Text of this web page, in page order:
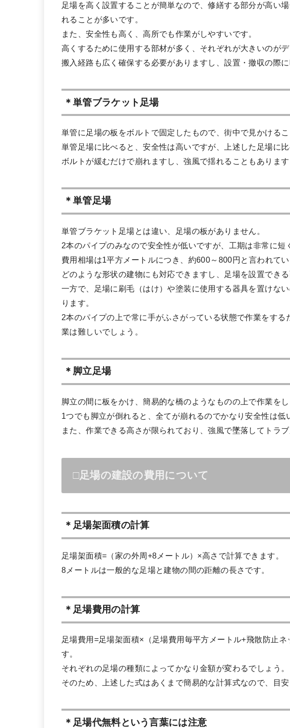
足場を高く設置することが簡単なので、修繕する部分が高い
れることが多いです。
また、安全性も高く、高所でも作業がしやすいです。
高くするために使用する部材が多く、それぞれが大きいのがデ
搬入経路も広く確保する必要がありますし、設置・撤収の際に
＊単管ブラケット足場
単管に足場の板をボルトで固定したもので、街中で見かけるこ
単管足場に比べると、安全性は高いですが、上述した足場に
ボルトが緩むだけで崩れますし、強風で揺れることもあります
＊単管足場
単管ブラケット足場とは違い、足場の板がありません。
2本のパイプのみなので安全性が低いですが、工期は非常に短
費用相場は1平方メートルにつき、約600～800円と言われてい
どのような形状の建物にも対応できますし、足場を設置でき
一方で、足場に刷毛（はけ）や塗装に使用する器具を置けな
ります。
2本のパイプの上で常に手がふさがっている状態で作業をす
業は難しいでしょう。
＊脚立足場
脚立の間に板をかけ、簡易的な橋のようなものの上で作業をし
1つでも脚立が倒れると、全てが崩れるのでかなり安全性は低
また、作業できる高さが限られており、強風で墜落してトラ
□足場の建設の費用について
＊足場架面積の計算
足場架面積=（家の外周+8メートル）×高さで計算できます。
8メートルは一般的な足場と建物の間の距離の長さです。
＊足場費用の計算
足場費用=足場架面積×（足場費用毎平方メートル+飛散防止
す。
それぞれの足場の種類によってかなり金額が変わるでしょう。
そのため、上述した式はあくまで簡易的な計算式なので、目安
＊足場代無料という言葉には注意